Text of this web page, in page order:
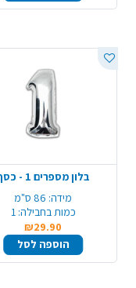
בלון מספרים 1 - כסף
מידה: 86 ס"מ
כמות בחבילה: 1
₪29.90
הוספה לסל